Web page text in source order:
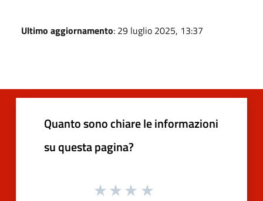
Ultimo aggiornamento: 29 luglio 2025, 13:37
Quanto sono chiare le informazioni
su questa pagina?